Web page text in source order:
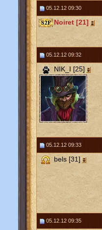
05.12.12 09:30
Noiret [21]
05.12.12 09:32
NIK_I [25]
05.12.12 09:33
bels [31]
05.12.12 09:35